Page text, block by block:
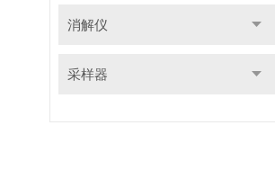
消解仪
采样器